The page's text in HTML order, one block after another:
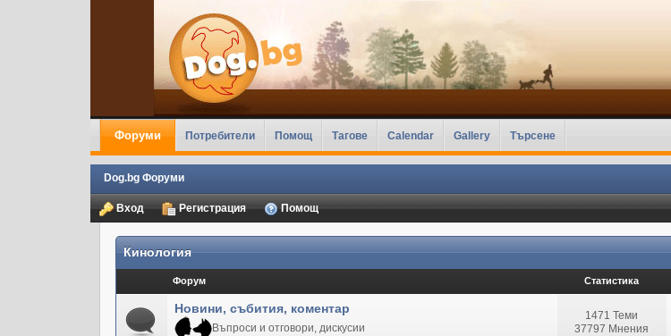
Форуми Потребители Помощ Тагове Calendar Gallery Търсене
Dog.bg Форуми
Вход Регистрация Помощ
Кинология
Форум Статистика
Новини, събития, коментар
Въпроси и отговори, дискусии
1471 Теми
37797 Мнения